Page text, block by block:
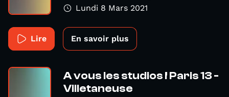
Lundi 8 Mars 2021
Lire En savoir plus
A vous les studios ! Paris 13 -
Villetaneuse